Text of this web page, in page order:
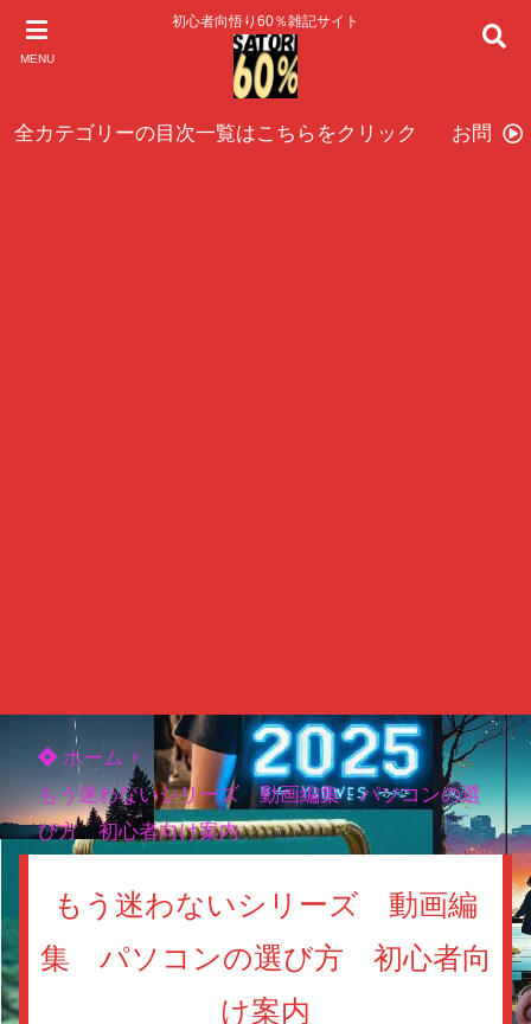
MENU
初心者向悟り60％雑記サイト
全カテゴリーの目次一覧はこちらをクリック お問い
ホーム
もう迷わないシリーズ 動画編集 パソコンの選
び方 初心者向け案内
もう迷わないシリーズ 動画編
集 パソコンの選び方 初心者向
け案内